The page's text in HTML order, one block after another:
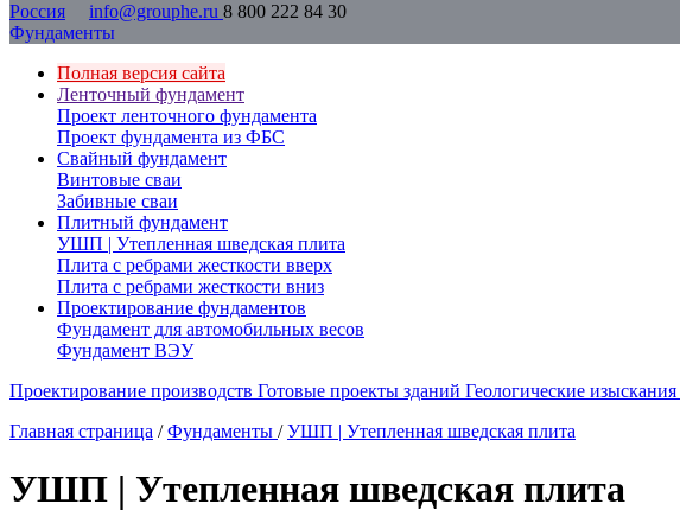
Россия info@grouphe.ru 8 800 222 84 30
Фундаменты
Полная версия сайта
Ленточный фундамент
Проект ленточного фундамента
Проект фундамента из ФБС
Свайный фундамент
Винтовые сваи
Забивные сваи
Плитный фундамент
УШП | Утепленная шведская плита
Плита с ребрами жесткости вверх
Плита с ребрами жесткости вниз
Проектирование фундаментов
Фундамент для автомобильных весов
Фундамент ВЭУ
Проектирование производств Готовые проекты зданий Геологические изыскания
Главная страница / Фундаменты / УШП | Утепленная шведская плита
УШП | Утепленная шведская плита